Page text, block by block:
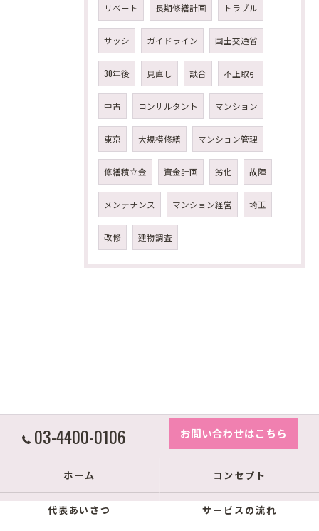
リベート 長期修繕計画 トラブル
サッシ ガイドライン 国土交通省
30年後 見直し 談合 不正取引
中古 コンサルタント マンション
東京 大規模修繕 マンション管理
修繕積立金 資金計画 劣化 故障
メンテナンス マンション経営 埼玉
改修 建物調査
03-4400-0106 お問い合わせはこちら
ホーム コンセプト
代表あいさつ サービスの流れ